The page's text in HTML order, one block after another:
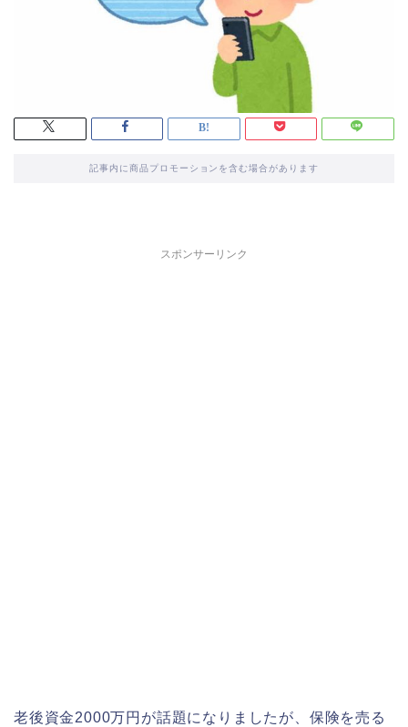
記事内に商品プロモーションを含む場合があります
スポンサーリンク
老後資金2000万円が話題になりましたが、保険を売る